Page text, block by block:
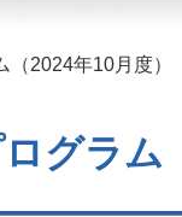
2024年10月度）
グラム